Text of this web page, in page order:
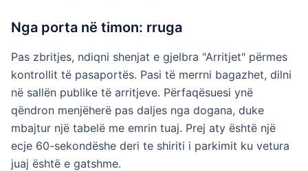
Nga porta në timon: rruga
Pas zbritjes, ndiqni shenjat e gjelbra "Arritjet" përmes
kontrollit të pasaportës. Pasi të merrni bagazhet, dilni
në sallën publike të arritjeve. Përfaqësuesi ynë
qëndron menjëherë pas daljes nga dogana, duke
mbajtur një tabelë me emrin tuaj. Prej aty është një
ecje 60-sekondëshe deri te shiriti i parkimit ku vetura
juaj është e gatshme.